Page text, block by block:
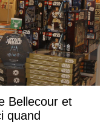
Bellecour et
quand